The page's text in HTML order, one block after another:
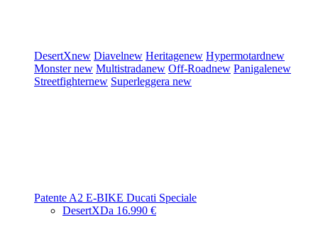
DesertXnew Diavelnew Heritagenew Hypermotardnew
Monsternew Multistradanew Off-Roadnew Panigalenew
Streetfighternew Superleggera new
Patente A2 E-BIKE Ducati Speciale
DesertXDa 16.990 €